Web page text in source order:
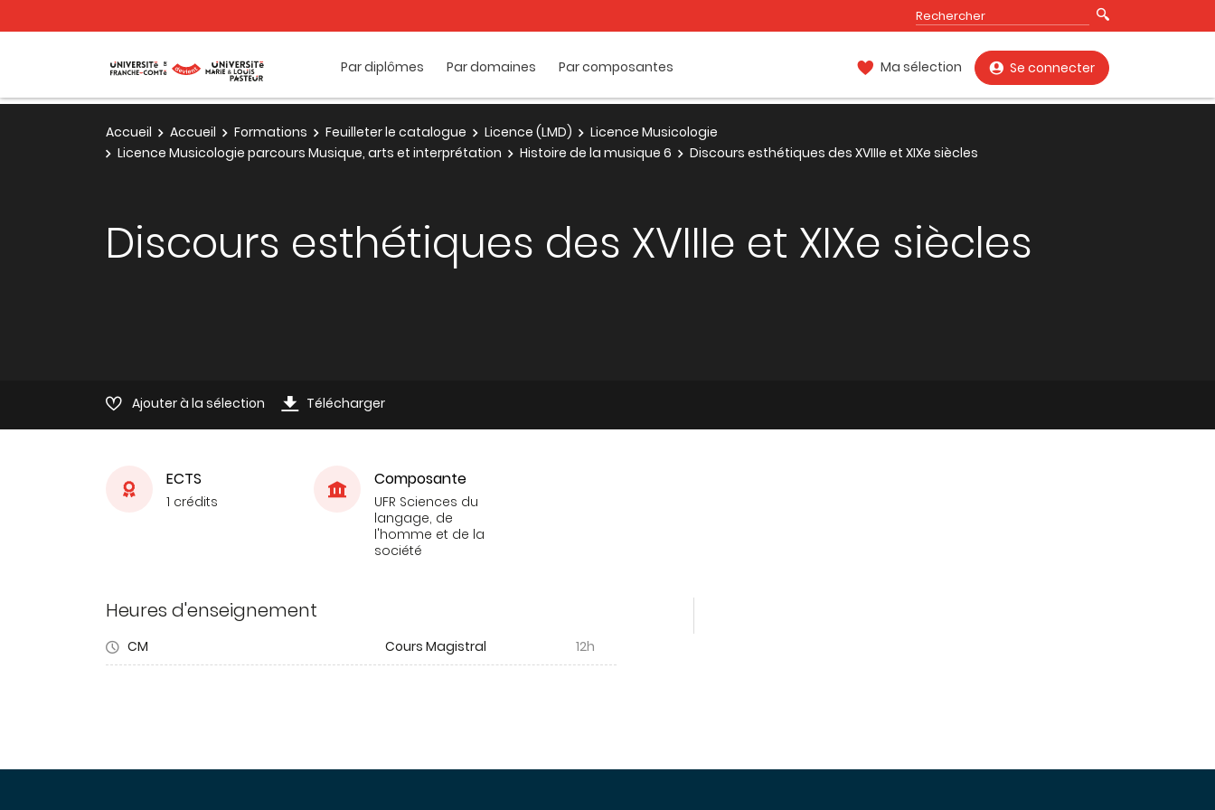
Par diplômes Par domaines Par composantes Ma sélection Se connecter
Accueil Accueil Formations Feuilleter le catalogue Licence (LMD)
Licence Musicologie
Licence Musicologie parcours Musique, arts et interprétation
Histoire de la musique 6 Discours esthétiques des XVIIIe et XIXe siècles
Discours esthétiques des XVIIIe et XIXe siècles
Ajouter à la sélection Télécharger
ECTS
1 crédits
Composante
UFR Sciences du
langage, de
l'homme et de la
société
Heures d'enseignement
CM Cours Magistral 12h